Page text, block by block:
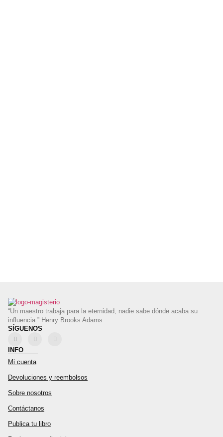
“Un maestro trabaja para la eternidad, nadie sabe dónde acaba su
influencia.” Henry Brooks Adams
SÍGUENOS
INFO
Mi cuenta
Devoluciones y reembolsos
Sobre nosotros
Contáctanos
Publica tu libro